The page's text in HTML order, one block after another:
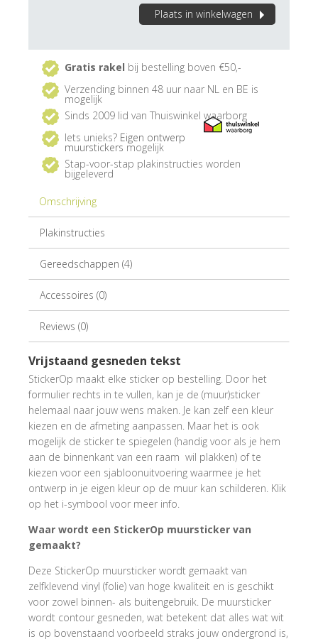
Plaats in winkelwagen
Gratis rakel bij bestelling boven €50,-
Verzending binnen 48 uur naar NL en BE is
mogelijk
Sinds 2009 lid van Thuiswinkel waarborg
Iets unieks? Eigen ontwerp
muurstickers mogelijk
Stap-voor-stap plakinstructies worden
bijgeleverd
Omschrijving
Plakinstructies
Gereedschappen (4)
Accessoires (0)
Reviews (0)
Vrijstaand gesneden tekst
StickerOp maakt elke sticker op bestelling. Door het
formulier rechts in te vullen, kan je de (muur)sticker
helemaal naar jouw wens maken. Je kan zelf een kleur
kiezen en de afmeting aanpassen. Maar het is ook
mogelijk de sticker te spiegelen (handig voor als je hem
aan de binnenkant van een raam wil plakken) of te
kiezen voor een sjabloonuitvoering waarmee je het
ontwerp in je eigen kleur op de muur kan schilderen. Klik
op het i-symbool voor meer info.
Waar wordt een StickerOp muursticker van
gemaakt?
Deze StickerOp muursticker wordt gemaakt van
zelfklevend vinyl (folie) van hoge kwaliteit en is geschikt
voor zowel binnen- als buitengebruik. De muursticker
wordt contour gesneden, wat betekent dat alles wat wit
is op bovenstaand voorbeeld straks jouw ondergrond is,